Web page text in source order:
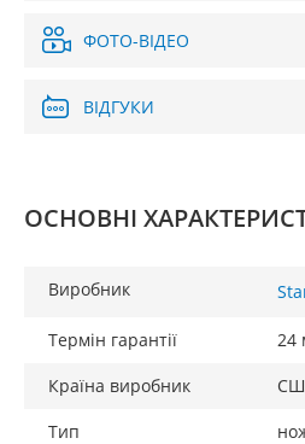
ФОТО-ВІДЕО
ВІДГУКИ
ОСНОВНІ
Виробник
Термін гарантії
24
Країна виробник
Тип